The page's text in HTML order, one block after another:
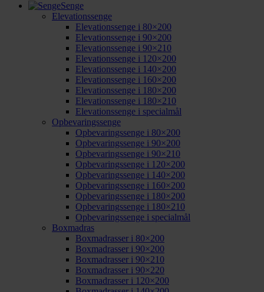
Senge
Elevationssenge
Elevationssenge i 80×200
Elevationssenge i 90×200
Elevationssenge i 90×210
Elevationssenge i 120×200
Elevationssenge i 140×200
Elevationssenge i 160×200
Elevationssenge i 180×200
Elevationssenge i 180×210
Elevationssenge i specialmål
Opbevaringssenge
Opbevaringssenge i 80×200
Opbevaringssenge i 90×200
Opbevaringssenge i 90×210
Opbevaringssenge i 120×200
Opbevaringssenge i 140×200
Opbevaringssenge i 160×200
Opbevaringssenge i 180×200
Opbevaringssenge i 180×210
Opbevaringssenge i specialmål
Boxmadras
Boxmadrasser i 80×200
Boxmadrasser i 90×200
Boxmadrasser i 90×210
Boxmadrasser i 90×220
Boxmadrasser i 120×200